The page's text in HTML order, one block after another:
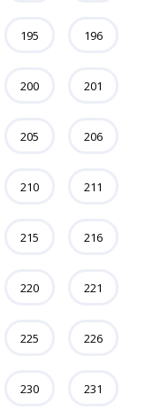
195 196
200 201
205 206
210 211
215 216
220 221
225 226
230 231